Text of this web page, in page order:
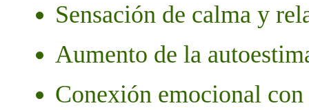
Sensación de calma y
Aumento de la
Conexión emocional